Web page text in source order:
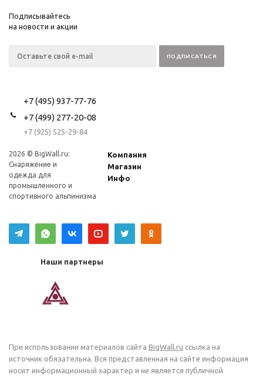
Подписывайтесь
на новости и акции
+7 (495) 937-77-76
+7 (499) 277-20-08
+7 (925) 525-29-84
2026 © BigWall.ru:
Снаряжение и
одежда для
промышленного и
спортивного альпинизма
Компания
Магазин
Инфо
Наши партнеры
При использовании материалов сайта BigWall.ru ссылка на
источник обязательна. Вся представленная на сайте информация
носит информационный характер и не является публичной